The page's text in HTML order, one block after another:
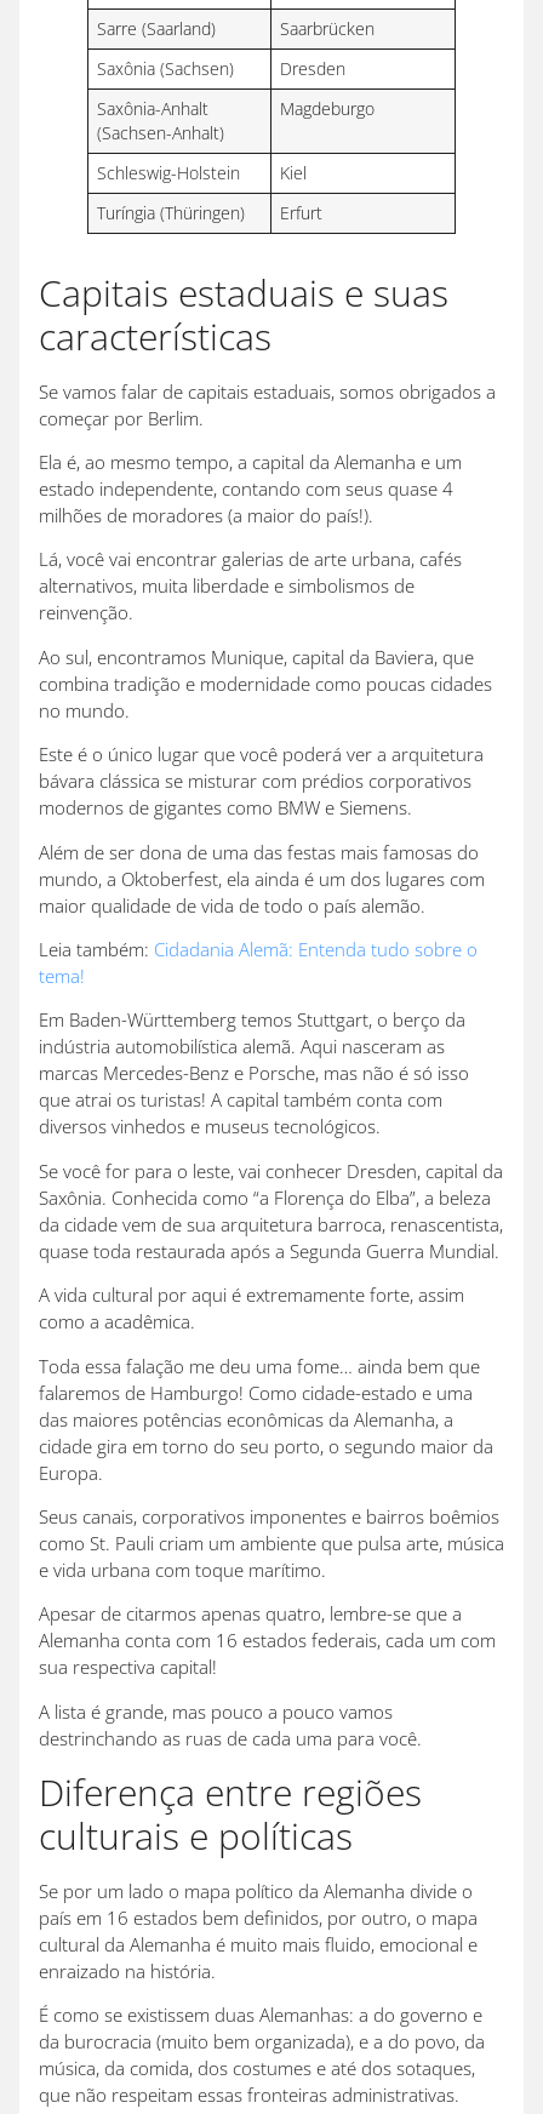
Sarre (Saarland)
Saarbrücken
Saxônia (Sachsen)
Dresden
Saxônia-Anhalt
(Sachsen-Anhalt)
Magdeburgo
Schleswig-Holstein
Kiel
Turíngia (Thüringen)
Erfurt
Capitais estaduais e suas
características
Se vamos falar de capitais estaduais, somos obrigados a
começar por Berlim.
Ela é, ao mesmo tempo, a capital da Alemanha e um
estado independente, contando com seus quase 4
milhões de moradores (a maior do país!).
Lá, você vai encontrar galerias de arte urbana, cafés
alternativos, muita liberdade e simbolismos de
reinvenção.
Ao sul, encontramos Munique, capital da Baviera, que
combina tradição e modernidade como poucas cidades
no mundo.
Este é o único lugar que você poderá ver a arquitetura
bávara clássica se misturar com prédios corporativos
modernos de gigantes como BMW e Siemens.
Além de ser dona de uma das festas mais famosas do
mundo, a Oktoberfest, ela ainda é um dos lugares com
maior qualidade de vida de todo o país alemão.
Leia também: Cidadania Alemã: Entenda tudo sobre o
tema!
Em Baden-Württemberg temos Stuttgart, o berço da
indústria automobilística alemã. Aqui nasceram as
marcas Mercedes-Benz e Porsche, mas não é só isso
que atrai os turistas! A capital também conta com
diversos vinhedos e museus tecnológicos.
Se você for para o leste, vai conhecer Dresden, capital da
Saxônia. Conhecida como “a Florença do Elba”, a beleza
da cidade vem de sua arquitetura barroca, renascentista,
quase toda restaurada após a Segunda Guerra Mundial.
A vida cultural por aqui é extremamente forte, assim
como a acadêmica.
Toda essa falação me deu uma fome… ainda bem que
falaremos de Hamburgo! Como cidade-estado e uma
das maiores potências econômicas da Alemanha, a
cidade gira em torno do seu porto, o segundo maior da
Europa.
Seus canais, corporativos imponentes e bairros boêmios
como St. Pauli criam um ambiente que pulsa arte, música
e vida urbana com toque marítimo.
Apesar de citarmos apenas quatro, lembre-se que a
Alemanha conta com 16 estados federais, cada um com
sua respectiva capital!
A lista é grande, mas pouco a pouco vamos
destrinchando as ruas de cada uma para você.
Diferença entre regiões
culturais e políticas
Se por um lado o mapa político da Alemanha divide o
país em 16 estados bem definidos, por outro, o mapa
cultural da Alemanha é muito mais fluido, emocional e
enraizado na história.
É como se existissem duas Alemanhas: a do governo e
da burocracia (muito bem organizada), e a do povo, da
música, da comida, dos costumes e até dos sotaques,
que não respeitam essas fronteiras administrativas.